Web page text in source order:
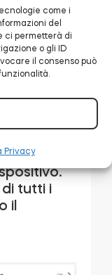
come i
del
ci permetterà di
o gli ID
il consenso può
Privacy
tutti i
il